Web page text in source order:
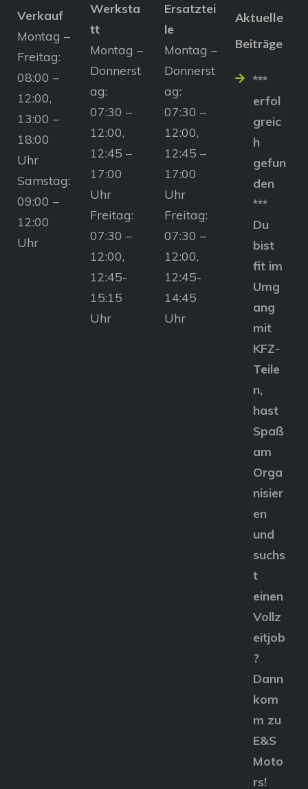
Verkauf
Montag –
Freitag:
08:00 –
12:00,
13:00 –
18:00
Uhr
Samstag:
09:00 –
12:00
Uhr
Werksta
tt
Montag –
Donnerst
ag:
07:30 –
12:00,
12:45 –
17:00
Uhr
Freitag:
07:30 –
12:00,
12:45-
15:15
Uhr
Ersatztei
le
Montag –
Donnerst
ag:
07:30 –
12:00,
12:45 –
17:00
Uhr
Freitag:
07:30 –
12:00,
12:45-
14:45
Uhr
Aktuelle
Beiträge
***
erfol
greic
h
gefun
den
***
Du
bist
fit im
Umg
ang
mit
KFZ-
Teile
n,
hast
Spaß
am
Orga
nisier
en
und
suchs
t
einen
Vollz
eitjob
?
Dann
kom
m zu
E&S
Moto
rs!